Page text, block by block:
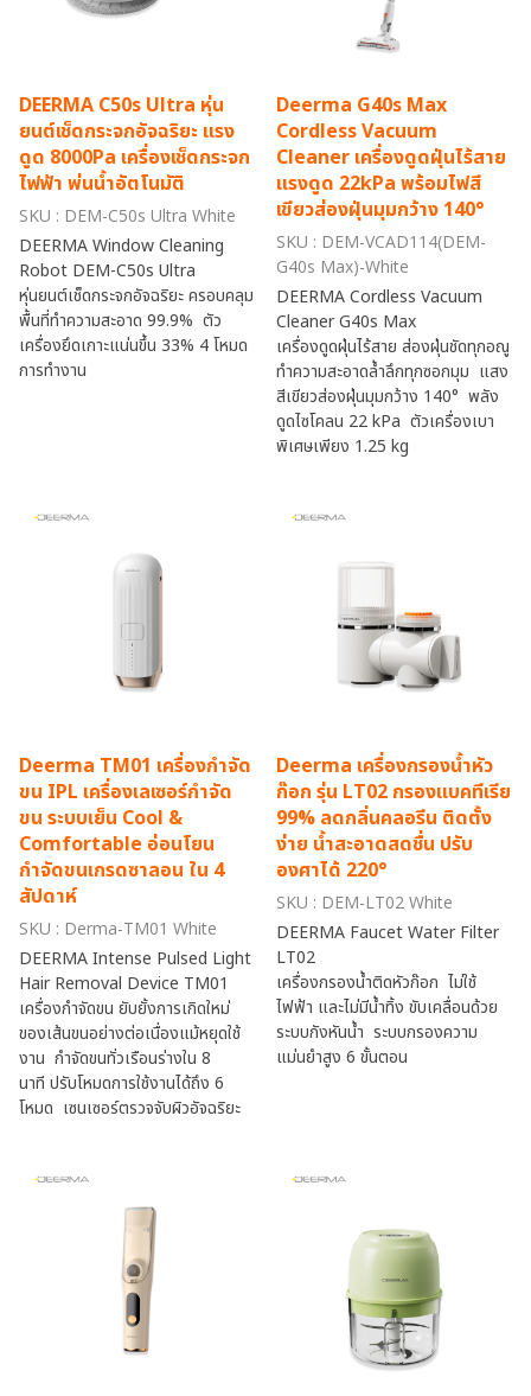
DEERMA C50s Ultra หุ่น
ยนต์เช็ดกระจกอัจฉริยะ แรง
ดูด 8000Pa เครื่องเช็ดกระจก
ไฟฟ้า พ่นน้ำอัตโนมัติ
SKU : DEM-C50s Ultra White
DEERMA Window Cleaning
Robot DEM-C50s Ultra
หุ่นยนต์เช็ดกระจกอัจฉริยะ ครอบคลุม
พื้นที่ทำความสะอาด 99.9% ตัว
เครื่องยึดเกาะแน่นขึ้น 33% 4 โหมด
การทำงาน
Deerma G40s Max
Cordless Vacuum
Cleaner เครื่องดูดฝุ่นไร้สาย
แรงดูด 22kPa พร้อมไฟสี
เขียวส่องฝุ่นมุมกว้าง 140°
SKU : DEM-VCAD114(DEM-
G40s Max)-White
DEERMA Cordless Vacuum
Cleaner G40s Max
เครื่องดูดฝุ่นไร้สาย ส่องฝุ่นชัดทุกอณู
ทำความสะอาดล้ำลึกทุกซอกมุม แสง
สีเขียวส่องฝุ่นมุมกว้าง 140° พลัง
ดูดไซโคลน 22 kPa ตัวเครื่องเบา
พิเศษเพียง 1.25 kg
Deerma TM01 เครื่องกำจัด
ขน IPL เครื่องเลเซอร์กำจัด
ขน ระบบเย็น Cool &
Comfortable อ่อนโยน
กำจัดขนเกรดซาลอน ใน 4
สัปดาห์
SKU : Derma-TM01 White
DEERMA Intense Pulsed Light
Hair Removal Device TM01
เครื่องกำจัดขน ยับยั้งการเกิดใหม่
ของเส้นขนอย่างต่อเนื่องแม้หยุดใช้
งาน กำจัดขนทั่วเรือนร่างใน 8
นาที ปรับโหมดการใช้งานได้ถึง 6
โหมด เซนเซอร์ตรวจจับผิวอัจฉริยะ
Deerma เครื่องกรองน้ำหัว
ก๊อก รุ่น LT02 กรองแบคทีเรีย
99% ลดกลิ่นคลอรีน ติดตั้ง
ง่าย น้ำสะอาดสดชื่น ปรับ
องศาได้ 220°
SKU : DEM-LT02 White
DEERMA Faucet Water Filter
LT02
เครื่องกรองน้ำติดหัวก๊อก ไม่ใช้
ไฟฟ้า และไม่มีน้ำทิ้ง ขับเคลื่อนด้วย
ระบบกังหันน้ำ ระบบกรองความ
แม่นยำสูง 6 ขั้นตอน